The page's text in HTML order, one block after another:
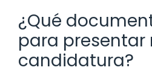
¿Qué
para presentar
candidatura?